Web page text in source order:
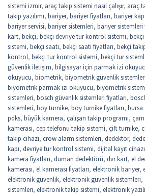
sistemi izmir, araç takip sistemi nasıl çalışır, araç
takip yazılımı, bariyer, bariyer fiyatları, bariyer kapı
bariyer servisi, bariyer sistemleri, bariyer sistemleri
kart, bekçi, bekçi devriye tur kontrol sistemi,
sistemi, bekçi saati, bekçi saati fiyatları, bekçi
kontrol, bekçi tur kontrol sistemi, bekçi tur
güvenlik iletişim, bilgisayar için parmak izi
okuyucu, biometrik, biyometrik güvenlik sistemleri
biyometrik parmak izi okuyucu, biyometrik
sistemleri, bosch güvenlik sistemleri fiyatları,
sistemleri, boy turnike, boy turnike fiyatları, bursa
pdks, büyük kamera, çalışan takip programı,
kamerası, cep telefonu takip sistemi, çift turnike,
takip cihazı, crow alarm sistemleri, dedektör,
kapı, devriye tur kontrol sistemi, dijital kayıt cihazı
kamera fiyatları, duman dedektörü, dvr kart, el
kamerası, el kamerası fiyatları, elektronik bariyer,
elektronik güvenlik, elektronik güvenlik sistemleri,
sistemleri, elektronik takip sistemi, elektronik